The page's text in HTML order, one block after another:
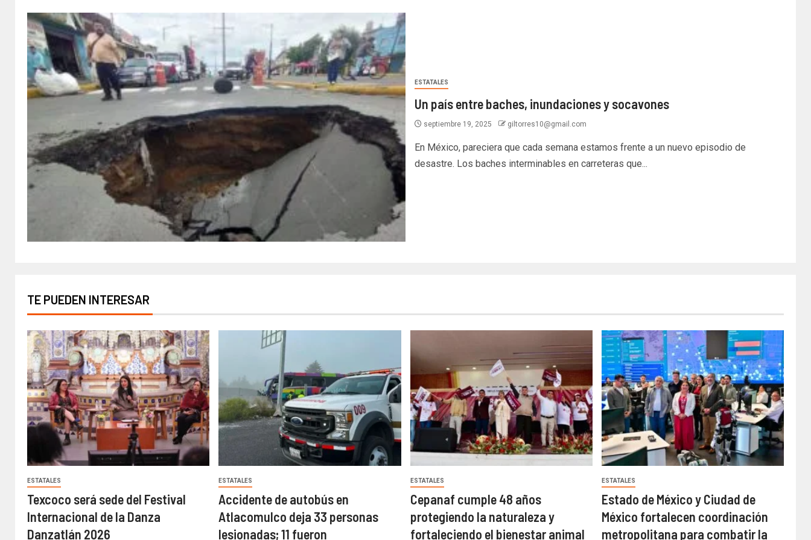
ESTATALES
Un país entre baches, inundaciones y socavones
septiembre 19, 2025 giltorres10@gmail.com
En México, pareciera que cada semana estamos frente a un nuevo episodio de
desastre. Los baches interminables en carreteras que...
TE PUEDEN INTERESAR
ESTATALES
Texcoco será sede del Festival
Internacional de la Danza
Danzatlán 2026
ESTATALES
Accidente de autobús en
Atlacomulco deja 33 personas
lesionadas; 11 fueron
ESTATALES
Cepanaf cumple 48 años
protegiendo la naturaleza y
fortaleciendo el bienestar animal
ESTATALES
Estado de México y Ciudad de
México fortalecen coordinación
metropolitana para combatir la